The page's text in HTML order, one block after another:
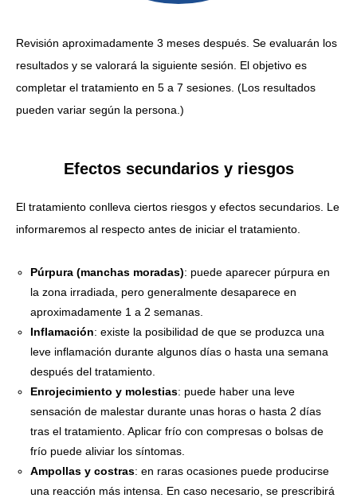
Revisión aproximadamente 3 meses después. Se evaluarán los
resultados y se valorará la siguiente sesión. El objetivo es
completar el tratamiento en 5 a 7 sesiones. (Los resultados
pueden variar según la persona.)
Efectos secundarios y riesgos
El tratamiento conlleva ciertos riesgos y efectos secundarios. Le
informaremos al respecto antes de iniciar el tratamiento.
Púrpura (manchas moradas): puede aparecer púrpura en
la zona irradiada, pero generalmente desaparece en
aproximadamente 1 a 2 semanas.
Inflamación: existe la posibilidad de que se produzca una
leve inflamación durante algunos días o hasta una semana
después del tratamiento.
Enrojecimiento y molestias: puede haber una leve
sensación de malestar durante unas horas o hasta 2 días
tras el tratamiento. Aplicar frío con compresas o bolsas de
frío puede aliviar los síntomas.
Ampollas y costras: en raras ocasiones puede producirse
una reacción más intensa. En caso necesario, se prescribirá